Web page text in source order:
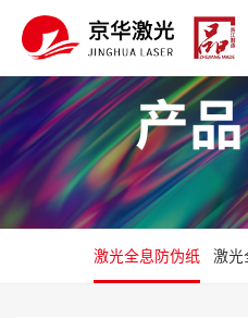
产
激光全息防伪纸 激光